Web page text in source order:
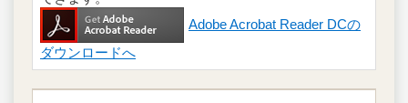
Adobe Acrobat Reader DCの
ダウンロードへ